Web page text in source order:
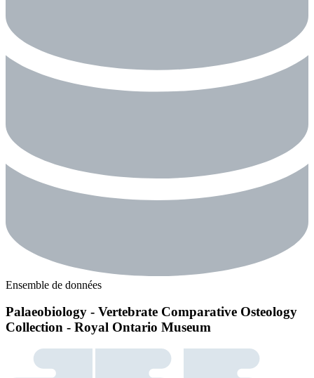
Ensemble de données
Palaeobiology - Vertebrate Comparative Osteology
Collection - Royal Ontario Museum